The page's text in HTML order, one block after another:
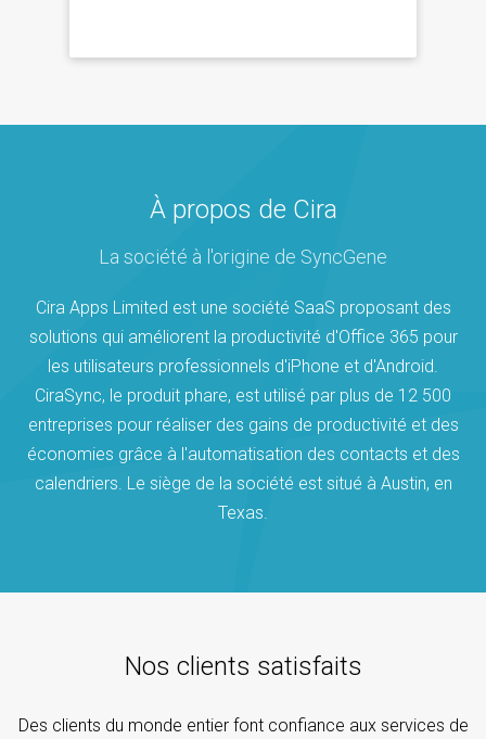
À propos de Cira
La société à l'origine de SyncGene
Cira Apps Limited est une société SaaS proposant des
solutions qui améliorent la productivité d'Office 365 pour
les utilisateurs professionnels d'iPhone et d'Android.
CiraSync, le produit phare, est utilisé par plus de 12 500
entreprises pour réaliser des gains de productivité et des
économies grâce à l'automatisation des contacts et des
calendriers. Le siège de la société est situé à Austin, en
Texas.
Nos clients satisfaits
Des clients du monde entier font confiance aux services de